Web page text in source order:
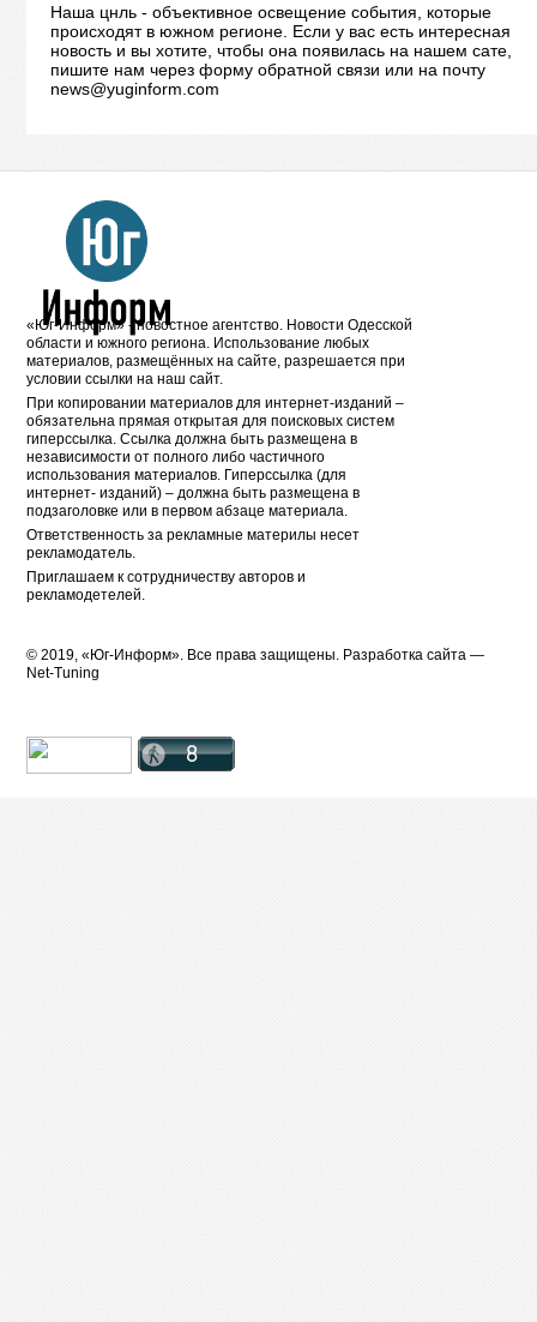
Наша цнль - объективное освещение события, которые
происходят в южном регионе. Если у вас есть интересная
новость и вы хотите, чтобы она появилась на нашем сате,
пишите нам через форму обратной связи или на почту
news@yuginform.com
«Юг-Информ» - новостное агентство. Новости Одесской
области и южного региона. Использование любых
материалов, размещённых на сайте, разрешается при
условии ссылки на наш сайт.
При копировании материалов для интернет-изданий –
обязательна прямая открытая для поисковых систем
гиперссылка. Ссылка должна быть размещена в
независимости от полного либо частичного
использования материалов. Гиперссылка (для
интернет- изданий) – должна быть размещена в
подзаголовке или в первом абзаце материала.
Ответственность за рекламные материлы несет
рекламодатель.
Приглашаем к сотрудничеству авторов и
рекламодетелей.
© 2019, «Юг-Информ». Все права защищены. Разработка cайта —
Net-Tuning